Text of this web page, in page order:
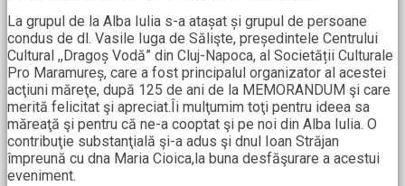
La grupul de la Alba Iulia s-a atașat și grupul de persoane
condus de dl. Vasile Iuga de Sălişte, președintele Centrului
Cultural ,,Dragoș Vodă” din Cluj-Napoca, al Societății Culturale
Pro Maramureș, care a fost principalul organizator al acestei
acţiuni măreţe, după 125 de ani de la MEMORANDUM şi care
merită felicitat şi apreciat.Îi mulţumim toţi pentru ideea sa
măreaţă şi pentru că ne-a cooptat şi pe noi din Alba Iulia. O
contribuţie substanţială şi-a adus şi dnul Ioan Străjan
împreună cu dna Maria Cioica,la buna desfăşurare a acestui
eveniment.